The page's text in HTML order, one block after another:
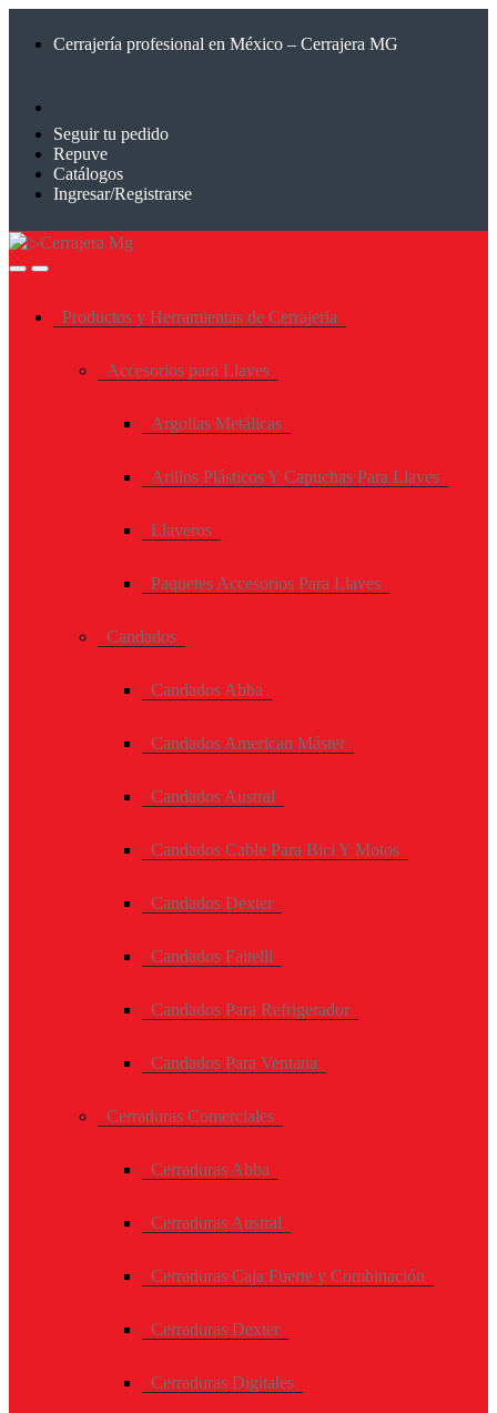
Cerrajería profesional en México – Cerrajera MG
Seguir tu pedido
Repuve
Catálogos
Ingresar/Registrarse
Productos y Herramientas de Cerrajeria
Accesorios para Llaves
Argollas Metálicas
Arillos Plásticos Y Capuchas Para Llaves
Llaveros
Paquetes Accesorios Para Llaves
Candados
Candados Abba
Candados American Máster
Candados Austral
Candados Cable Para Bici Y Motos
Candados Dexter
Candados Faitelli
Candados Para Refrigerador
Candados Para Ventana
Cerraduras Comerciales
Cerraduras Abba
Cerraduras Austral
Cerraduras Caja Fuerte y Combinación
Cerraduras Dexter
Cerraduras Digitales